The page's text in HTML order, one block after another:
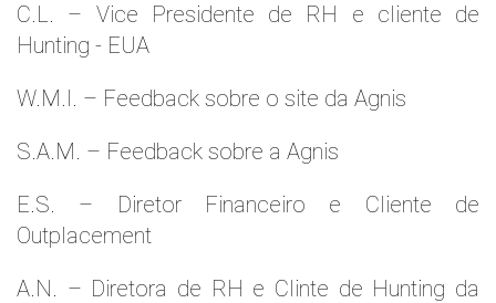
C.L. – Vice Presidente de RH e cliente de
Hunting - EUA
W.M.l. – Feedback sobre o site da Agnis
S.A.M. – Feedback sobre a Agnis
E.S. – Diretor Financeiro e Cliente de
Outplacement
A.N. – Diretora de RH e Clinte de Hunting da